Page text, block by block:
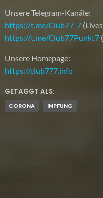
Unsere Telegram-Kanäle:
https://t.me/Club77_7
https://t.me/Club77Punkt7
Unsere Homepage:
https://club777.info
GETAGGT ALS:
CORONA IMPFUNG